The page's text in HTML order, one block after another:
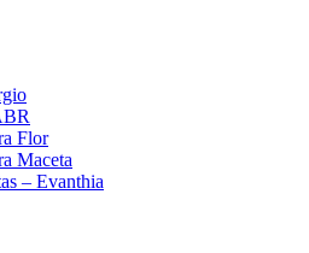
Flor
Maceta
– Evanthia